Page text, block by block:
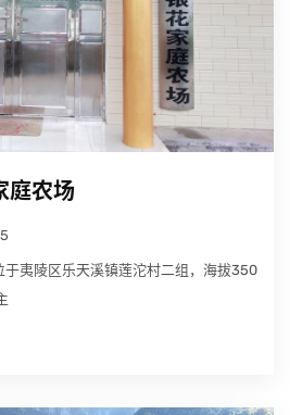
庭农场
于夷陵区乐天溪镇莲沱村二组，海拔350